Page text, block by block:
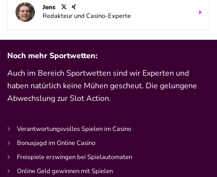
Jens
Redakteur und Casino-Experte
Noch mehr Sportwetten:
Auch im Bereich Sportwetten sind wir Experten und
haben natürlich keine Mühen gescheut. Die gelungene
Abwechslung zur Slot Action.
Verantwortungsvolles Spielen im Casino
Bonusjagd im Online Casino
Freispiele erzwingen bei Spielautomaten
Online Geld gewinnen mit Spielen